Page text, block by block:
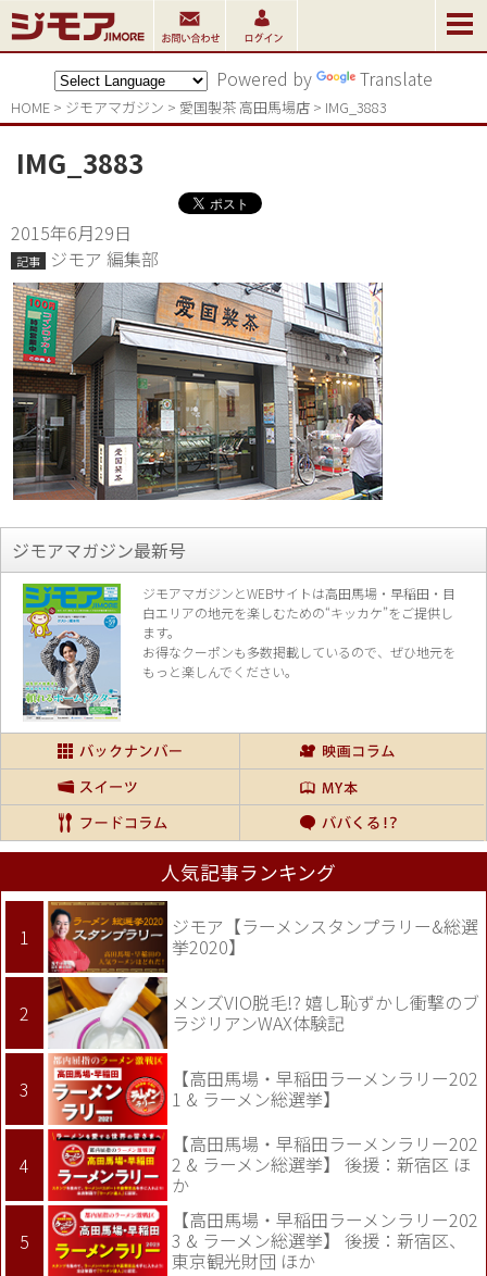
Powered by Translate
HOME > ジモアマガジン > 愛国製茶 高田馬場店 > IMG_3883
IMG_3883
2015年6月29日
記事 ジモア 編集部
ジモアマガジン最新号
ジモアマガジンとWEBサイトは高田馬場・早稲田・目
白エリアの地元を楽しむための“キッカケ”をご提供し
ます。
お得なクーポンも多数掲載しているので、 ぜひ地元を
もっと楽しんでください。
人気記事ランキング
ジモア【ラーメンスタンプラリー&総選
挙2020】
メンズVIO脱毛!? 嬉し恥ずかし衝撃のブ
ラジリアンWAX体験記
【高田馬場・早稲田ラーメンラリー202
1 & ラーメン総選挙】
【高田馬場・早稲田ラーメンラリー202
2 & ラーメン総選挙】 後援：新宿区 ほ
か
【高田馬場・早稲田ラーメンラリー202
3 & ラーメン総選挙】 後援：新宿区、
東京観光財団 ほか